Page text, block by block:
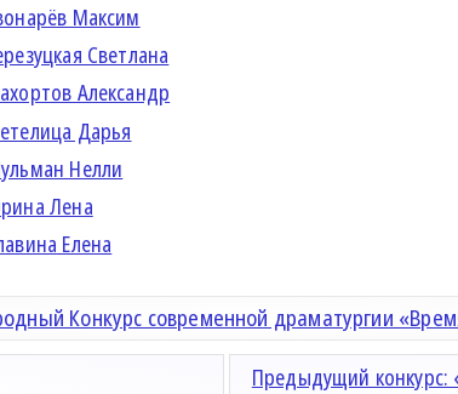
Максим
Светлана
Александр
Дарья
Нелли
Лена
Елена
Конкурс современной драматургии
Предыдущий конкурс: